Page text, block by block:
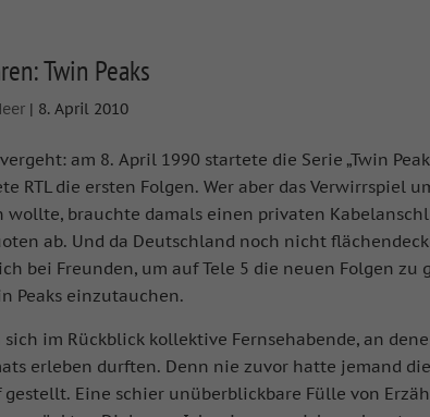
Twin Peaks
| 8. April 2010
am 8. April 1990 startete die Serie „Twin
RTL die ersten Folgen. Wer aber das Verwirrspiel
wollte, brauchte damals einen privaten
ab. Und da Deutschland noch nicht
bei Freunden, um auf Tele 5 die neuen Folgen zu
Peaks einzutauchen.
sich im Rückblick kollektive Fernsehabende, an
erleben durften. Denn nie zuvor hatte jemand
gestellt. Eine schier unüberblickbare Fülle von